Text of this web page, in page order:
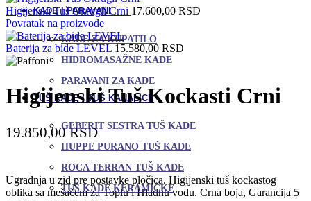
KADE I PARAVANI
KADE ZA KUPATILO
HIDROMASAŽNE KADE
PARAVANI ZA KADE
TUŠ KADE I TUŠ KANALICE
GEBERIT SESTRA TUŠ KADE
HUPPE PURANO TUŠ KADE
ROCA TERRAN TUŠ KADE
TUŠ KADE KERAMIČKE
Higijenski Tuš Okrugli Crni 17.600,00 RSD
Povratak na proizvode
Baterija za bide LEVEL 15.580,00 RSD
Higijenski Tuš Kockasti Crni
19.850,00RSD
Ugradnja u zid pre postavke pločica. Higijenski tuš kockastog
oblika sa mešačem za Toplu i Hladnu vodu. Crna boja, Garancija 5